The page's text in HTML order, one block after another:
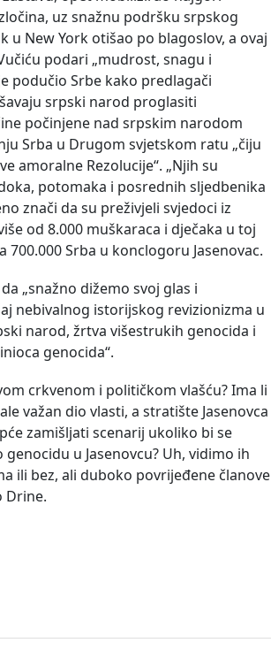
uz snažnu podršku srpskog
New York otišao po blagoslov, a ovaj
podari „mudrost, snagu i
podučio Srbe kako predlagači
srpski narod proglasiti
počinjene nad srpskim narodom
Srba u Drugom svjetskom ratu „čiju
amoralne Rezolucije“. „Njih su
potomaka i posrednih sljedbenika
znači da su preživjeli svjedoci iz
od 8.000 muškaraca i dječaka u toj
Srba u konclogoru Jasenovac.
„snažno dižemo svoj glas i
nebivalnog istorijskog revizionizma u
narod, žrtva višestrukih genocida i
genocida“.
crkvenom i političkom vlašću? Ima li
važan dio vlasti, a stratište Jasenovca
zamišljati scenarij ukoliko bi se
u Jasenovcu? Uh, vidimo ih
ili bez, ali duboko povrijeđene članove
Drine.